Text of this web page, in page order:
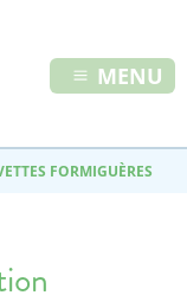
MENU
FORMIGUÈRES